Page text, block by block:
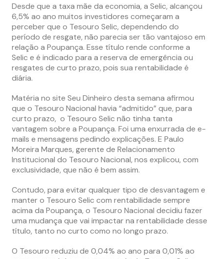
Desde que a taxa mãe da economia, a Selic, alcançou
6,5% ao ano muitos investidores começaram a
perceber que o Tesouro Selic, dependendo do
período de resgate, não parecia ser tão vantajoso em
relação a Poupança. Esse título rende conforme a
Selic e é indicado para a reserva de emergência ou
resgates de curto prazo, pois sua rentabilidade é
diária.
Matéria no site Seu Dinheiro desta semana afirmou
que o Tesouro Nacional havia “admitido” que, para
curto prazo, o Tesouro Selic não tinha tanta
vantagem sobre a Poupança. Foi uma enxurrada de e-
mails e mensagens pedindo explicações. E Paulo
Moreira Marques, gerente de Relacionamento
Institucional do Tesouro Nacional, nos explicou, com
exclusividade, que não é bem assim.
Contudo, para evitar qualquer tipo de desvantagem e
manter o Tesouro Selic com rentabilidade sempre
acima da Poupança, o Tesouro Nacional decidiu fazer
uma mudança que vai impactar na rentabilidade desse
título, tanto no curto como no longo prazo.
O Tesouro reduziu de 0,04% ao ano para 0,01% ao